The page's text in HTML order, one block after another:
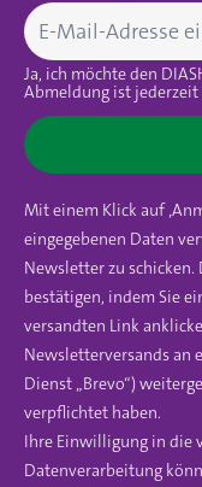
Ja, ich möchte den
Abmeldung ist jederzeit
Mit einem Klick auf
eingegebenen Daten
Newsletter zu schicken.
bestätigen, indem Sie
versandten Link
Newsletterversands an
Dienst „Brevo“)
verpflichtet haben.
Ihre Einwilligung in die
Datenverarbeitung